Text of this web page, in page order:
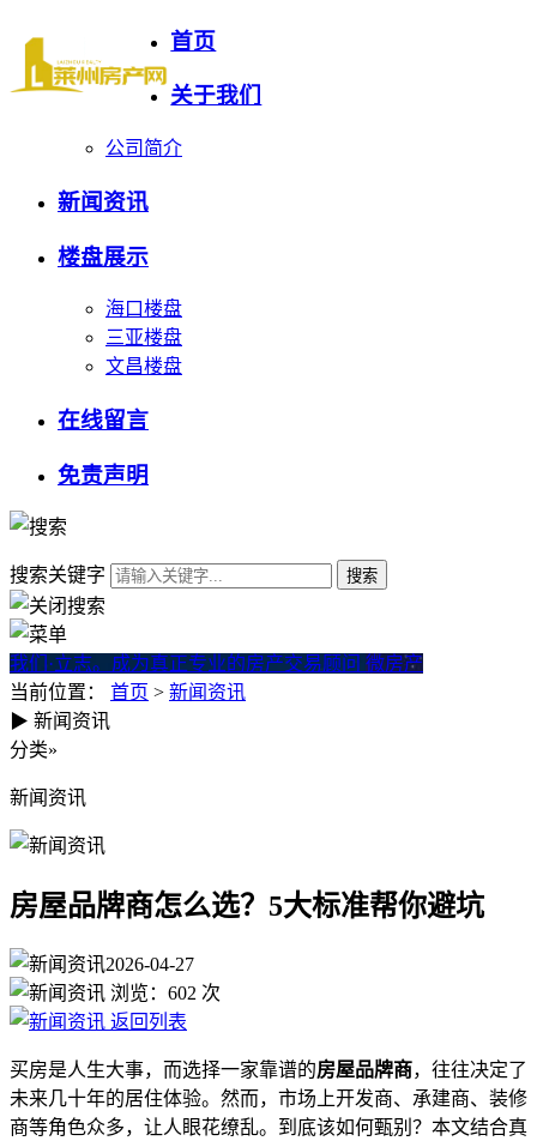
首页
关于我们
公司简介
新闻资讯
楼盘展示
海口楼盘
三亚楼盘
文昌楼盘
在线留言
免责声明
搜索关键字
我们·立志。成为真正专业的房产交易顾问 微房产
当前位置： 首页 > 新闻资讯
房屋品牌商怎么选？5大标准
▶ 新闻资讯
分类»
新闻资讯
房屋品牌商怎么选？5大标准帮你避坑
2026-04-27
浏览： 602 次
返回列表
买房是人生大事，而选择一家靠谱的房屋品牌商，往往决定了
未来几十年的居住体验。然而，市场上开发商、承建商、装修
商等角色众多，让人眼花缭乱。到底该如何甄别？本文结合真